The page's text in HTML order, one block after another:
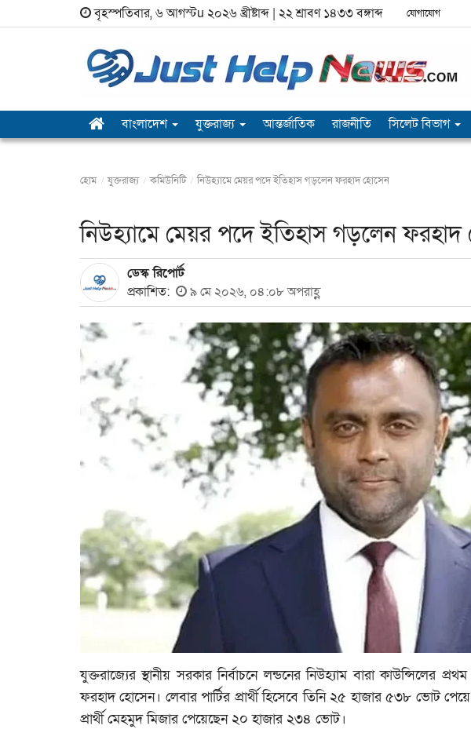
বৃহস্পতিবার, ৬ আগস্টu ২০২৬ খ্রীষ্টাব্দ | ২২ শ্রাবণ ১৪৩৩ বঙ্গাব্দ যোগাযোগ
বাংলাদেশ যুক্তরাজ‍্য আন্তর্জাতিক রাজনীতি সিলেট বিভাগ
হোম যুক্তরাজ‍্য কমিউনিটি নিউহ্যামে মেয়র পদে ইতিহাস গড়লেন ফরহাদ হোসেন
নিউহ্যামে মেয়র পদে ইতিহাস গড়লেন
ডেস্ক রিপোর্ট
প্রকাশিত:
৯ মে ২০২৬, ০৪:০৮ অপরাহ্ণ
যুক্তরাজ্যের স্থানীয় সরকার নির্বাচনে লন্ডনের নিউহ্যাম বারা কাউন্সিলের প্রথম
ফরহাদ হোসেন। লেবার পার্টির প্রার্থী হিসেবে তিনি ২৫ হাজার ৫৩৮ ভোট পেয়ে
প্রার্থী মেহমুদ মিজার পেয়েছেন ২০ হাজার ২৩৪ ভোট।